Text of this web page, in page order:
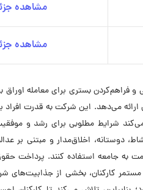
مشاهده
مشاهده
توسعه بازارهای مالی و فراهم‌کردن بستری برای
می‌دهد. این شرکت به قدرت افراد
شرایط مطلوبی برای رشد و
دوستانه، اخلاق‌مدار و مبتنی بر
جامعه استفاده کنند. پرداخت
مستمر کارکنان، بخشی از